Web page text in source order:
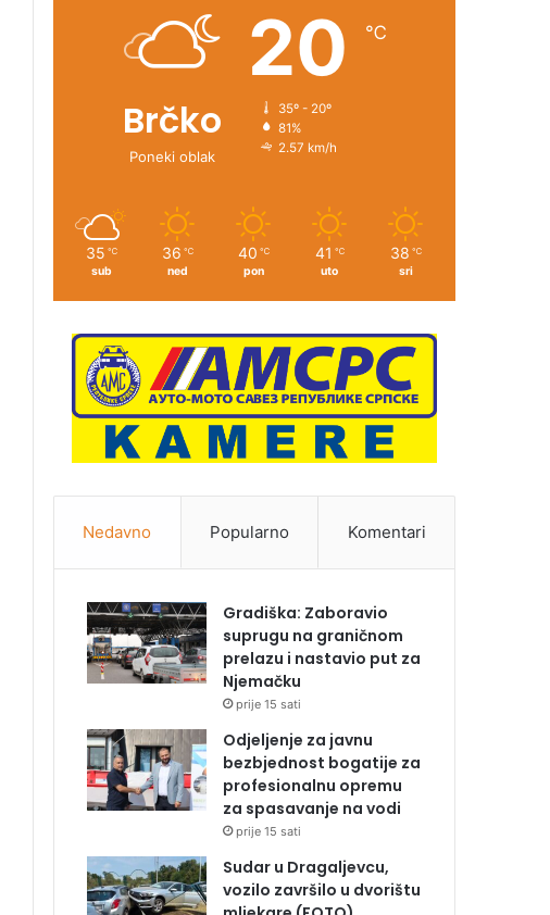
Brčko
Poneki oblak
20 ℃
35º - 20º
81%
2.57 km/h
35 ℃
sub
36 ℃
ned
40 ℃
pon
41 ℃
uto
38 ℃
sri
Nedavno Popularno Komentari
Gradiška: Zaboravio
suprugu na graničnom
prelazu i nastavio put za
Njemačku
prije 15 sati
Odjeljenje za javnu
bezbjednost bogatije za
profesionalnu opremu
za spasavanje na vodi
prije 15 sati
Sudar u Dragaljevcu,
vozilo završilo u dvorištu